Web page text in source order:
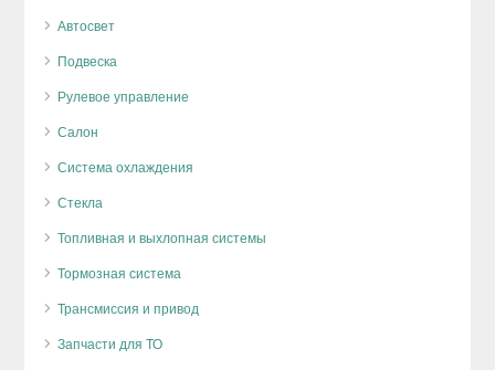
Автосвет
Подвеска
Рулевое управление
Салон
Система охлаждения
Стекла
Топливная и выхлопная системы
Тормозная система
Трансмиссия и привод
Запчасти для ТО